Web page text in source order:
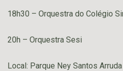
18h30 – Orquestra do Colégio
20h – Orquestra Sesi
Local: Parque Ney Santos Arruda